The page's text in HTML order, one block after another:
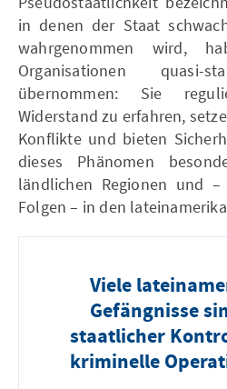
in denen der Staat
wahrgenommen wird,
Organisationen quasi-
übernommen: Sie
Widerstand zu erfahren,
Konflikte und bieten
dieses Phänomen
ländlichen Regionen und
Folgen – in den
Viele
Gefängnisse
staatlicher
kriminelle